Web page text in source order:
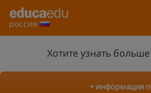
россия
Хотите узнать
+ информация